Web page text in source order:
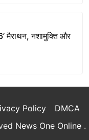
मैराथन, नशामुक्ति और
Policy
DMCA
News One Online .